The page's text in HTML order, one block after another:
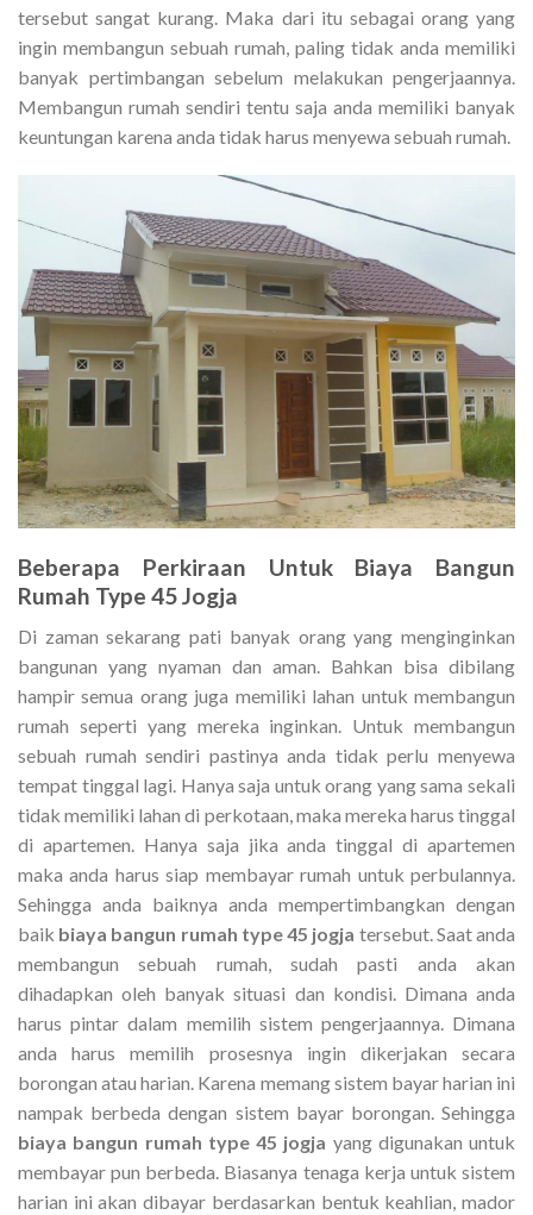
tersebut sangat kurang. Maka dari itu sebagai orang yang
ingin membangun sebuah rumah, paling tidak anda memiliki
banyak pertimbangan sebelum melakukan pengerjaannya.
Membangun rumah sendiri tentu saja anda memiliki banyak
keuntungan karena anda tidak harus menyewa sebuah rumah.
Beberapa Perkiraan Untuk
Biaya Bangun
Rumah Type 45 Jogja
Di zaman sekarang pati banyak orang yang menginginkan
bangunan yang nyaman dan aman. Bahkan bisa dibilang
hampir semua orang juga memiliki lahan untuk membangun
rumah seperti yang mereka inginkan. Untuk membangun
sebuah rumah sendiri pastinya anda tidak perlu menyewa
tempat tinggal lagi. Hanya saja untuk orang yang sama sekali
tidak memiliki lahan di perkotaan, maka mereka harus tinggal
di apartemen. Hanya saja jika anda tinggal di apartemen
maka anda harus siap membayar rumah untuk perbulannya.
Sehingga anda baiknya anda mempertimbangkan dengan
baik biaya bangun rumah type 45 jogja tersebut. Saat anda
membangun sebuah rumah, sudah pasti anda akan
dihadapkan oleh banyak situasi dan kondisi. Dimana anda
harus pintar dalam memilih sistem pengerjaannya. Dimana
anda harus memilih prosesnya ingin dikerjakan secara
borongan atau harian. Karena memang sistem bayar harian ini
nampak berbeda dengan sistem bayar borongan. Sehingga
biaya bangun rumah type 45 jogja yang digunakan untuk
membayar pun berbeda. Biasanya tenaga kerja untuk sistem
harian ini akan dibayar berdasarkan bentuk keahlian, mador